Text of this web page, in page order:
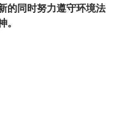
的同时努力遵守环境法